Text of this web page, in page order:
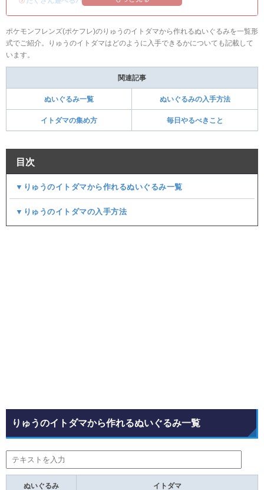
ポケモンフレンズ(ポケフレ)のりゅうのイトダマから作れるぬいぐるみを一覧形
式でご紹介。りゅうのイトダマはどのように入手できるかについても記載して
います。
関連記事
ぬいぐるみ一覧 ぬいぐるみの入手方法
イトダマの集め方 毎日やるべきこと
目次
▼りゅうのイトダマから作れるぬいぐるみ一覧
▼りゅうのイトダマの入手方法
りゅうのイトダマから作れるぬいぐるみ一覧
ぬいぐるみ イトダマ